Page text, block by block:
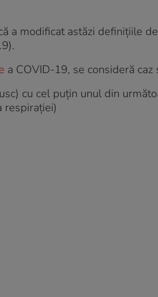
a modificat astăzi definiţiile
a COVID-19, se consideră caz
cu cel puțin unul din
respiraţiei)